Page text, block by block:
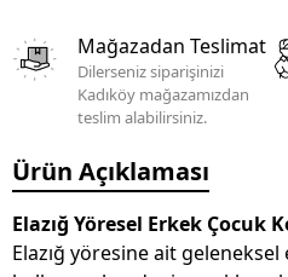
Mağazadan Teslimat
Dilerseniz siparişinizi
Kadıköy mağazamızdan
teslim alabilirsiniz.
Ürün Açıklaması
Elazığ Yöresel Erkek Çocuk
Elazığ yöresine ait